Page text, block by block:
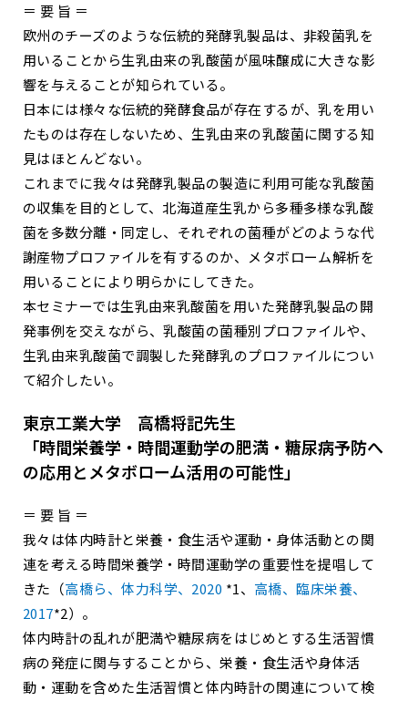
＝ 要 旨 ＝
欧州のチーズのような伝統的発酵乳製品は、非殺菌乳を
用いることから生乳由来の乳酸菌が風味醸成に大きな影
響を与えることが知られている。
日本には様々な伝統的発酵食品が存在するが、乳を用い
たものは存在しないため、生乳由来の乳酸菌に関する知
見はほとんどない。
これまでに我々は発酵乳製品の製造に利用可能な乳酸菌
の収集を目的として、北海道産生乳から多種多様な乳酸
菌を多数分離・同定し、それぞれの菌種がどのような代
謝産物プロファイルを有するのか、メタボローム解析を
用いることにより明らかにしてきた。
本セミナーでは生乳由来乳酸菌を用いた発酵乳製品の開
発事例を交えながら、乳酸菌の菌種別プロファイルや、
生乳由来乳酸菌で調製した発酵乳のプロファイルについ
て紹介したい。
東京工業大学 高橋将記先生
「時間栄養学・時間運動学の肥満・糖尿病予防へ
の応用とメタボローム活用の可能性」
＝ 要 旨 ＝
我々は体内時計と栄養・食生活や運動・身体活動との関
連を考える時間栄養学・時間運動学の重要性を提唱して
きた（高橋ら、体力科学、2020 *1、 高橋、臨床栄養、
2017*2）。
体内時計の乱れが肥満や糖尿病をはじめとする生活習慣
病の発症に関与することから、栄養・食生活や身体活
動・運動を含めた生活習慣と体内時計の関連について検